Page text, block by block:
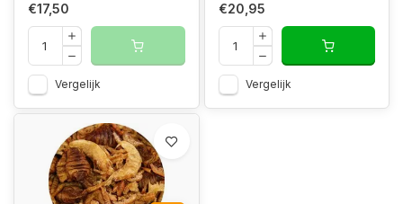
€17,50
Vergelijk
€20,95
Vergelijk